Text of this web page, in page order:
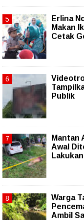
Erlina
Makan
Cetak
Publik
Mantan
Awal
Warga
Ambil